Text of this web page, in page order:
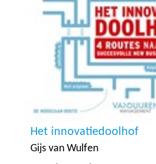
Het innovatiedoolhof
Gijs van Wulfen